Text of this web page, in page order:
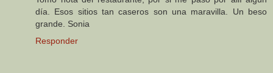
día. Esos sitios tan caseros son una maravilla. Un beso
grande. Sonia
Responder